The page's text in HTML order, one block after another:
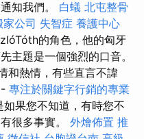
知我們。 白蟻 北屯整骨
家公司 失智症 養護中心
的角色，他的匈牙
主題是一個強烈的口音。
和熱情，有些直言不諱
- 專注於關鍵字行銷的專業
果您不知道，有時您不
很多事實。 外燴佈置 推